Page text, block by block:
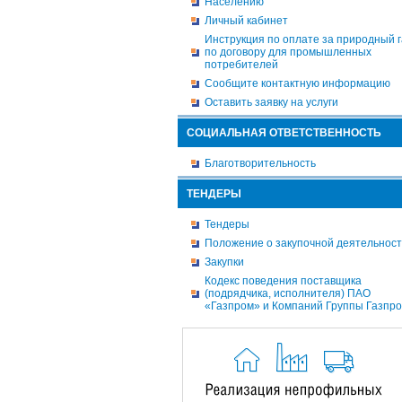
Личный кабинет
Инструкция по оплате за природный
по договору для промышленных
потребителей
Сообщите контактную информацию
Оставить заявку на услуги
СОЦИАЛЬНАЯ ОТВЕТСТВЕННОСТЬ
Благотворительность
ТЕНДЕРЫ
Тендеры
Положение о закупочной
Закупки
Кодекс поведения поставщика
(подрядчика, исполнителя) ПАО
«Газпром» и Компаний Группы